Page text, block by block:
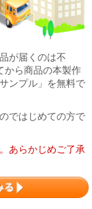
が届くのは不
から商品の本製作
ンプル」を無料で
ではじめての方で
あらかじめご了承